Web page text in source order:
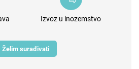
Izvoz u inozemstvo
Želim surađivati